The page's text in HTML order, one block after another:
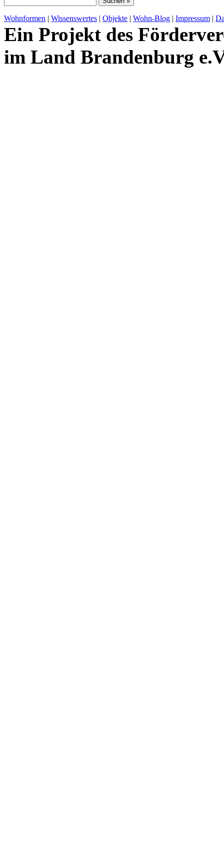
Wohnformen | Wissenswertes | Objekte | Wohn-Blog | Impressum |
Ein Projekt des
im Land Brandenburg